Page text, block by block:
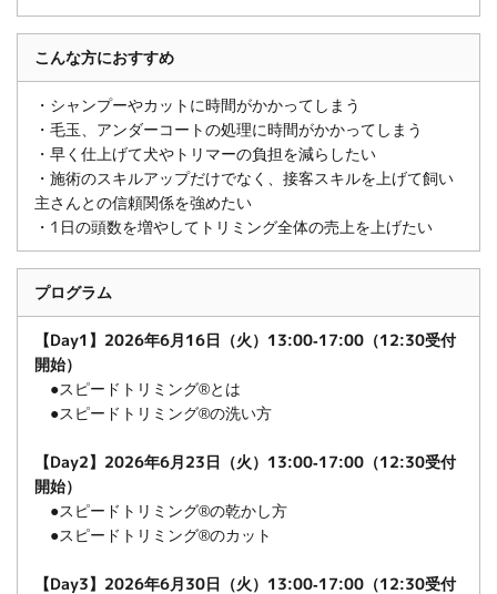
こんな方におすすめ
・シャンプーやカットに時間がかかってしまう
・毛玉、アンダーコートの処理に時間がかかってしまう
・早く仕上げて犬やトリマーの負担を減らしたい
・施術のスキルアップだけでなく、接客スキルを上げて飼い
主さんとの信頼関係を強めたい
・1日の頭数を増やしてトリミング全体の売上を上げたい
プログラム
【Day1】2026年6月16日（火）13:00-17:00（12:30受付
開始）
●スピードトリミング®とは
●スピードトリミング®の洗い方
【Day2】2026年6月23日（火）13:00-17:00（12:30受付
開始）
●スピードトリミング®の乾かし方
●スピードトリミング®のカット
【Day3】2026年6月30日（火）13:00-17:00（12:30受付